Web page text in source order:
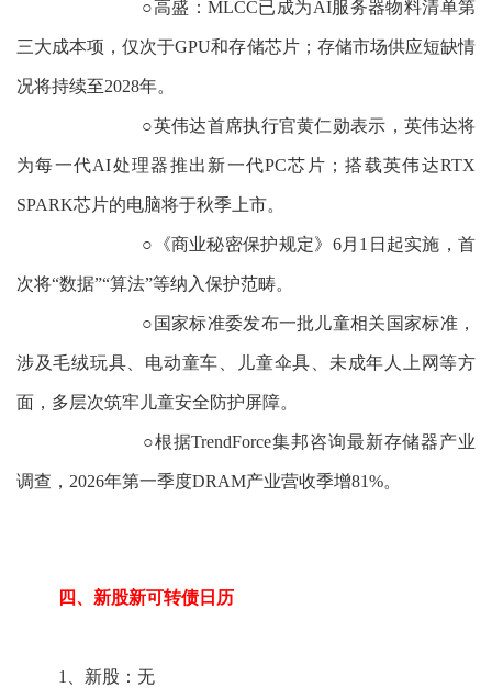
○高盛：MLCC已成为AI服务器物料清单第
三大成本项，仅次于GPU和存储芯片；存储市场供应短缺情
况将持续至2028年。
○英伟达首席执行官黄仁勋表示，英伟达将
为每一代AI处理器推出新一代PC芯片；搭载英伟达RTX
SPARK芯片的电脑将于秋季上市。
○《商业秘密保护规定》6月1日起实施，首
次将“数据”“算法”等纳入保护范畴。
○国家标准委发布一批儿童相关国家标准，
涉及毛绒玩具、电动童车、儿童伞具、未成年人上网等方
面，多层次筑牢儿童安全防护屏障。
○根据TrendForce集邦咨询最新存储器产业
调查，2026年第一季度DRAM产业营收季增81%。
四、新股新可转债日历
1、新股：无